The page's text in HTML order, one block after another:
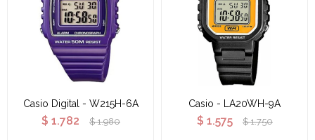
Casio Digital - W215H-6A
$ 1.782 $ 1.980
Casio - LA20WH-9A
$ 1.575 $ 1.750